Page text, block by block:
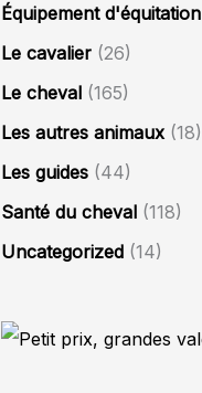
Équipement d'équitation
Le cavalier (26)
Le cheval (165)
Les autres animaux(18)
Les guides (44)
Santé du cheval (118)
Uncategorized (14)